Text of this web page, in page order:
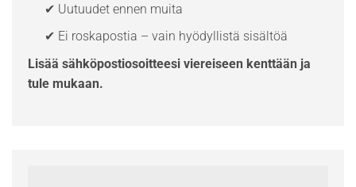
✔ Uutuudet ennen muita
✔ Ei roskapostia – vain hyödyllistä sisältöä
Lisää sähköpostiosoitteesi viereiseen kenttään ja
tule mukaan.